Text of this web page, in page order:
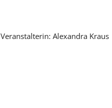
Veranstalterin: Alexandra Kraus